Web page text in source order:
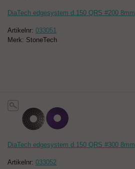
DiaTech edgesystem d.150 QRS #200 8mm
Artikelnr: 033051
Merk: StoneTech
DiaTech edgesystem d.150 QRS #300 8mm
Artikelnr: 033052